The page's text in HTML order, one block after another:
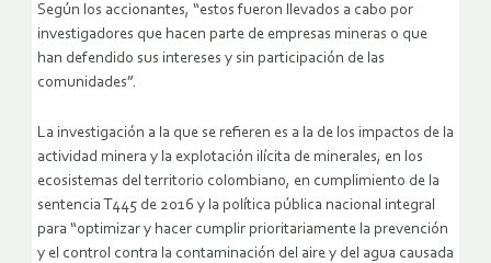
Según los accionantes, “estos fueron llevados a cabo por
investigadores que hacen parte de empresas mineras o que
han defendido sus intereses y sin participación de las
comunidades”.
La investigación a la que se refieren es a la de los impactos de la
actividad minera y la explotación ilícita de minerales, en los
ecosistemas del territorio colombiano, en cumplimiento de la
sentencia T445 de 2016 y la política pública nacional integral
para “optimizar y hacer cumplir prioritariamente la prevención
y el control contra la contaminación del aire y del agua causada